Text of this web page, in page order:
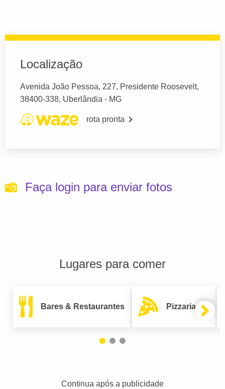
Localização
Avenida João Pessoa, 227, Presidente Roosevelt,
38400-338, Uberlândia - MG
rota pronta
Faça login para enviar fotos
Lugares para comer
Bares & Restaurantes Pizzarias
Continua após a publicidade